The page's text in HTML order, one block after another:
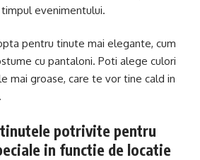
evenimentului.
pentru tinute mai elegante, cum
cu pantaloni. Poti alege culori
mai groase, care te vor tine cald in
potrivite pentru
in functie de locatie